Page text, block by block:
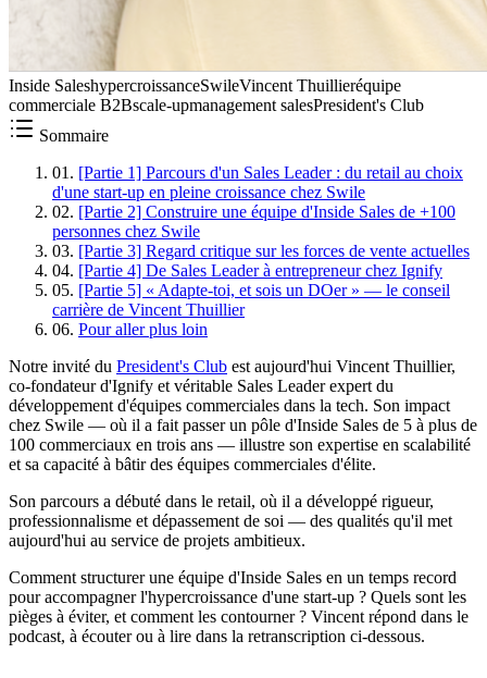
Inside SaleshypercroissanceSwileVincent Thuillieréquipe
commerciale B2Bscale-upmanagement salesPresident's Club
Sommaire
01. [Partie 1] Parcours d'un Sales Leader : du retail au choix
d'une start-up en pleine croissance chez Swile
02. [Partie 2] Construire une équipe d'Inside Sales de +100
personnes chez Swile
03. [Partie 3] Regard critique sur les forces de vente actuelles
04. [Partie 4] De Sales Leader à entrepreneur chez Ignify
05. [Partie 5] « Adapte-toi, et sois un DOer » — le conseil
carrière de Vincent Thuillier
06. Pour aller plus loin
Notre invité du President's Club est aujourd'hui Vincent Thuillier,
co-fondateur d'Ignify et véritable Sales Leader expert du
développement d'équipes commerciales dans la tech. Son impact
chez Swile — où il a fait passer un pôle d'Inside Sales de 5 à plus de
100 commerciaux en trois ans — illustre son expertise en scalabilité
et sa capacité à bâtir des équipes commerciales d'élite.
Son parcours a débuté dans le retail, où il a développé rigueur,
professionnalisme et dépassement de soi — des qualités qu'il met
aujourd'hui au service de projets ambitieux.
Comment structurer une équipe d'Inside Sales en un temps record
pour accompagner l'hypercroissance d'une start-up ? Quels sont les
pièges à éviter, et comment les contourner ? Vincent répond dans le
podcast, à écouter ou à lire dans la retranscription ci-dessous.